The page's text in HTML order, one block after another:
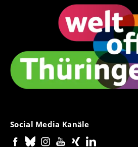
Social Media Kanäle